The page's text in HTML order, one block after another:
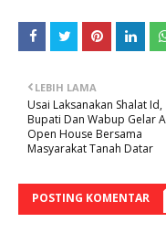
LEBIH LAMA
Usai Laksanakan Shalat Id,
Bupati Dan Wabup Gelar
Open House Bersama
Masyarakat Tanah Datar
POSTING KOMENTAR